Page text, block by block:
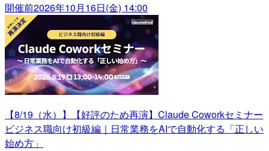
開催前2026年10月16日(金) 14:00
【8/19（水）】【好評のため再演】Claude Coworkセミナー
ビジネス職向け初級編｜日常業務をAIで自動化する「正しい
始め方」